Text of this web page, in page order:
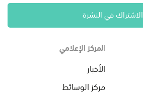
الاشتراك في النشرة
المركز الإعلامي
الأخبار
مركز الوسائط